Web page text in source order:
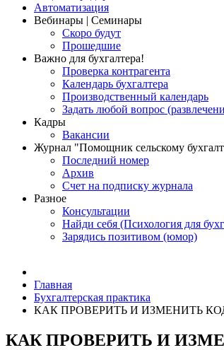
Автоматизация
Вебинары | Семинары
Скоро будут
Прошедшие
Важно для бухгалтера!
Проверка контрагента
Календарь бухгалтера
Производственный календарь
Задать любой вопрос
Кадры
Вакансии
Журнал "Помощник сельскому
Последний номер
Архив
Счет на подписку журнала
Разное
Консультации
Найди себя (Психология для
Зарядись позитивом (юмор)
Главная
Бухгалтерская практика
КАК ПРОВЕРИТЬ И ИЗМЕНИТЬ
КАК ПРОВЕРИТЬ И